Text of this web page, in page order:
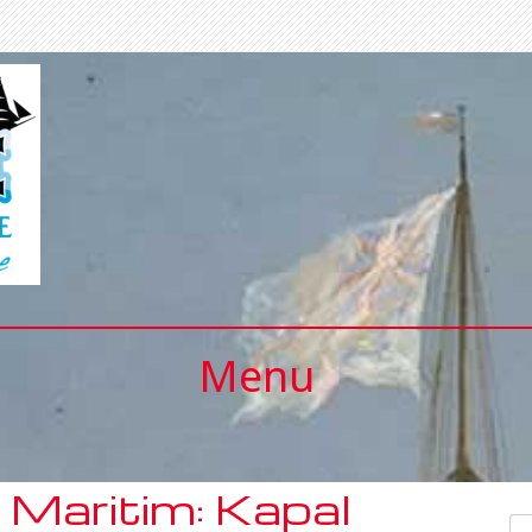
Menu
Kapal